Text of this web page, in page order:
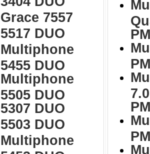
Grace 7557
5517 DUO
Multiphone
5455 DUO
Multiphone
5505 DUO
5307 DUO
5503 DUO
Multiphone